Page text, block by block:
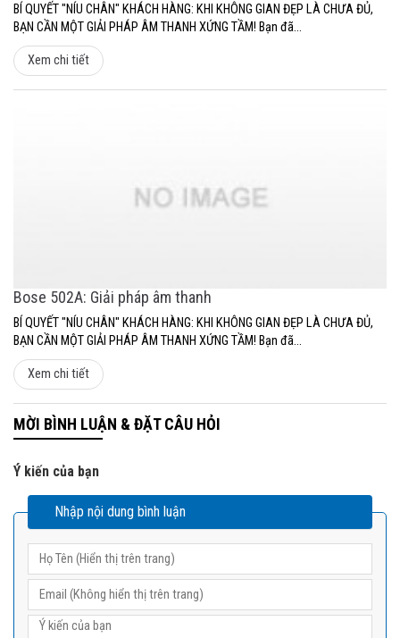
BÍ QUYẾT "NÍU CHÂN" KHÁCH HÀNG: KHI KHÔNG GIAN ĐẸP LÀ CHƯA ĐỦ,
BẠN CẦN MỘT GIẢI PHÁP ÂM THANH XỨNG TẦM! Bạn đã...
Xem chi tiết
Bose 502A: Giải pháp âm thanh
BÍ QUYẾT "NÍU CHÂN" KHÁCH HÀNG: KHI KHÔNG GIAN ĐẸP LÀ CHƯA ĐỦ,
BẠN CẦN MỘT GIẢI PHÁP ÂM THANH XỨNG TẦM! Bạn đã...
Xem chi tiết
MỜI BÌNH LUẬN & ĐẶT CÂU HỎI
Ý kiến của bạn
Nhập nội dung bình luận